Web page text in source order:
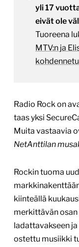
yli 17
eivät ole
Tuoreena
MTV:n ja
Radio Rock on
taas yksi
Muita vastaavia
NetAnttilan
Rockin tuoma
kiinteällä
merkittävän osan
ladattavakseen
ostettu musiikki